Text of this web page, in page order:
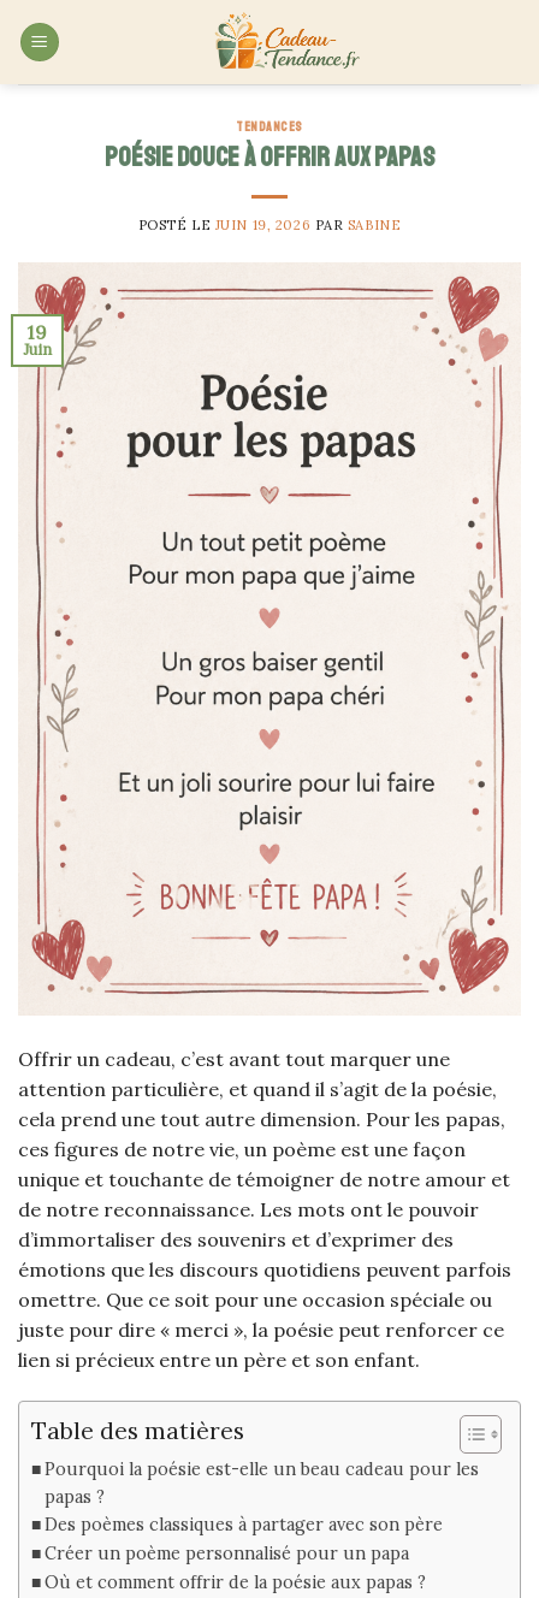
TENDANCES
Poésie douce à offrir aux papas
POSTÉ LE JUIN 19, 2026 PAR SABINE
19
Juin
Offrir un cadeau, c’est avant tout marquer une
attention particulière, et quand il s’agit de la poésie,
cela prend une tout autre dimension. Pour les papas,
ces figures de notre vie, un poème est une façon
unique et touchante de témoigner de notre amour et
de notre reconnaissance. Les mots ont le pouvoir
d’immortaliser des souvenirs et d’exprimer des
émotions que les discours quotidiens peuvent parfois
omettre. Que ce soit pour une occasion spéciale ou
juste pour dire « merci », la poésie peut renforcer ce
lien si précieux entre un père et son enfant.
Table des matières
Pourquoi la poésie est-elle un beau cadeau pour les
papas ?
Des poèmes classiques à partager avec son père
Créer un poème personnalisé pour un papa
Où et comment offrir de la poésie aux papas ?